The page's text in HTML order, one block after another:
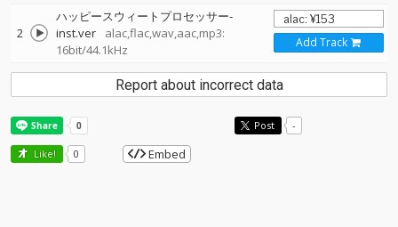
2
ハッピースウィートプロセッサー-
inst.ver
alac,flac,wav,aac,mp3:
16bit/44.1kHz
Add Track
Report about incorrect data
Post -
Like! 0 Embed